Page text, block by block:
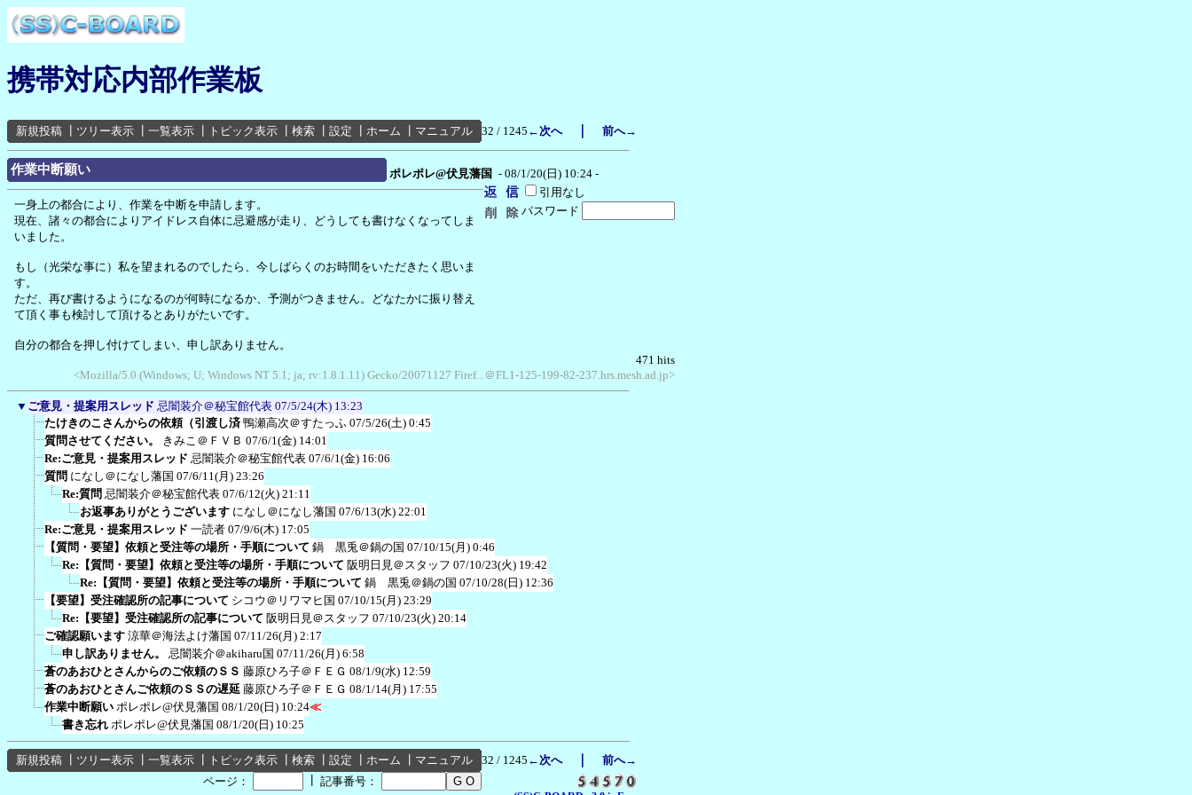
携帯対応内部作業板
新規投稿 ツリー表示 一覧表示 トピック表示 検索 設定 ホーム マニュアル 32 / 1245 ←次へ｜ 前へ→
作業中断願い ポレポレ@伏見藩国 - 08/1/20(日) 10:24 -
引用なし
パスワード
一身上の都合により、作業を中断を申請します。
現在、諸々の都合によりアイドレス自体に忌避感が走り、どうしても書けなくなってしま
いました。
もし（光栄な事に）私を望まれるのでしたら、今しばらくのお時間をいただきたく思いま
す。
ただ、再び書けるようになるのが何時になるか、予測がつきません。どなたかに振り替え
て頂く事も検討して頂けるとありがたいです。
自分の都合を押し付けてしまい、申し訳ありません。
471 hits
<Mozilla/5.0 (Windows; U; Windows NT 5.1; ja; rv:1.8.1.11) Gecko/20071127 Firef...＠FL1-125-199-82-237.hrs.mesh.ad.jp>
▼ ご意見・提案用スレッド 忌闇装介＠秘宝館代表 07/5/24(木) 13:23
たけきのこさんからの依頼（引渡し済 鴨瀬高次＠すたっふ 07/5/26(土) 0:45
質問させてください。
きみこ＠ＦＶＢ 07/6/1(金) 14:01
Re:ご意見・提案用スレッド 忌闇装介＠秘宝館代表 07/6/1(金) 16:06
質問 になし＠になし藩国 07/6/11(月) 23:26
Re:質問 忌闇装介＠秘宝館代表 07/6/12(火) 21:11
お返事ありがとうございます になし＠になし藩国 07/6/13(水) 22:01
Re:ご意見・提案用スレッド 一読者 07/9/6(木) 17:05
【質問・要望】依頼と受注等の場所・手順について 鍋 黒兎＠鍋の国 07/10/15(月) 0:46
Re:【質問・要望】依頼と受注等の場所・手順について 阪明日見＠スタッフ 07/10/23(火) 19:42
Re:【質問・要望】依頼と受注等の場所・手順について 鍋 黒兎＠鍋の国 07/10/28(日) 12:36
【要望】受注確認所の記事について シコウ＠リワマヒ国 07/10/15(月) 23:29
Re:【要望】受注確認所の記事について 阪明日見＠スタッフ 07/10/23(火) 20:14
ご確認願います 涼華＠海法よけ藩国 07/11/26(月) 2:17
申し訳ありません。
忌闇装介＠akiharu国 07/11/26(月) 6:58
蒼のあおひとさんからのご依頼のＳＳ 藤原ひろ子＠ＦＥＧ 08/1/9(水) 12:59
蒼のあおひとさんご依頼のＳＳの遅延 藤原ひろ子＠ＦＥＧ 08/1/14(月) 17:55
作業中断願い ポレポレ@伏見藩国 08/1/20(日) 10:24≪
書き忘れ ポレポレ@伏見藩国 08/1/20(日) 10:25
新規投稿 ツリー表示 一覧表示 トピック表示 検索 設定 ホーム マニュアル 32 / 1245 ←次へ｜ 前へ→
ページ：
記事番号：